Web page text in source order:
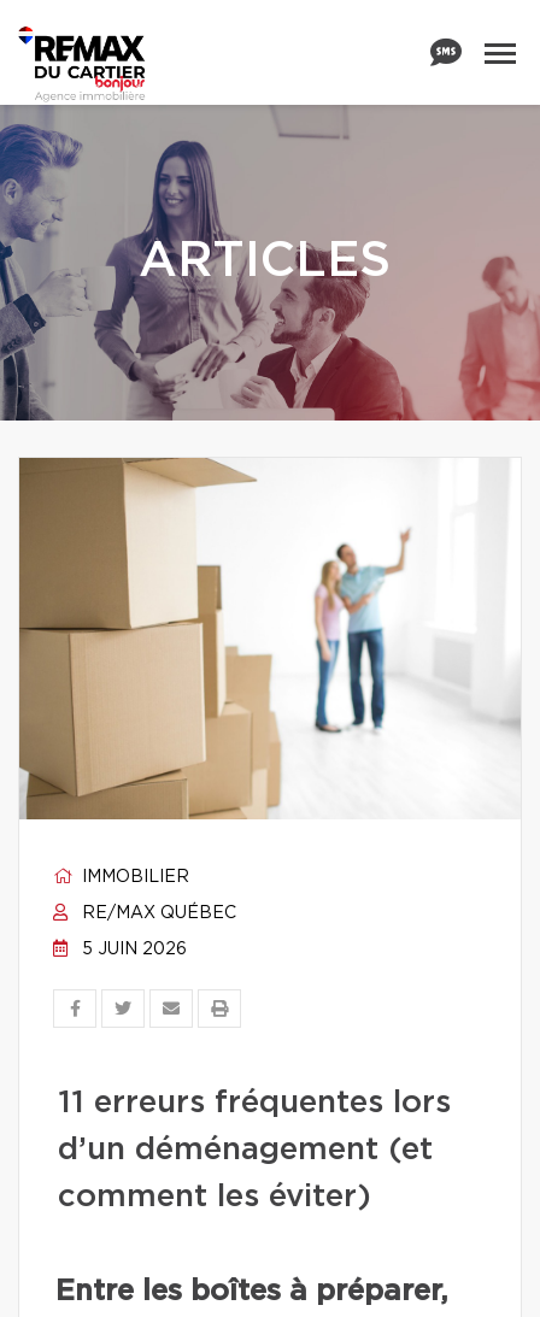
ARTICLES
IMMOBILIER
RE/MAX QUÉBEC
5 JUIN 2026
11 erreurs fréquentes lors
d’un déménagement (et
comment les éviter)
Entre les boîtes à préparer,